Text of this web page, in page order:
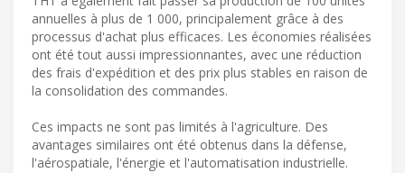
annuelles à plus de 1 000, principalement grâce à des
processus d'achat plus efficaces. Les économies réalisées
ont été tout aussi impressionnantes, avec une réduction
des frais d'expédition et des prix plus stables en raison de
la consolidation des commandes.
Ces impacts ne sont pas limités à l'agriculture. Des
avantages similaires ont été obtenus dans la défense,
l'aérospatiale, l'énergie et l'automatisation industrielle.